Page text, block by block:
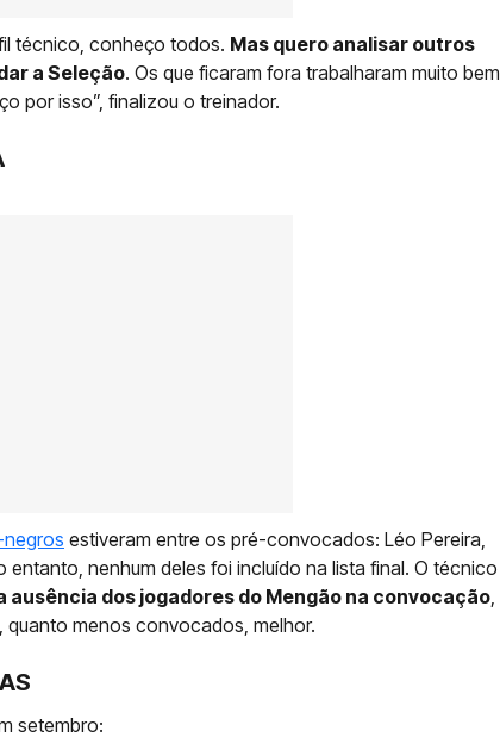
técnico, conheço todos. Mas quero analisar outros
a Seleção. Os que ficaram fora trabalharam muito bem
por isso”, finalizou o treinador.
estiveram entre os pré-convocados: Léo Pereira,
entanto, nenhum deles foi incluído na lista final. O técnico
ausência dos jogadores do Mengão na convocação,
quanto menos convocados, melhor.
setembro: